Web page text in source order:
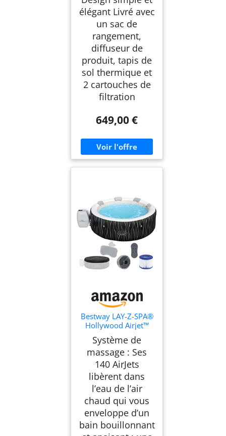
élégant Livré avec
un sac de
rangement,
diffuseur de
produit, tapis de
sol thermique et
2 cartouches de
filtration
649,00 €
Bestway LAY-Z-SPA®
Hollywood Airjet™
196 x 66 cm, 4-6
personnes
Système de
massage : Ses
140 AirJets
libèrent dans
l’eau de l’air
chaud qui vous
enveloppe d’un
bain bouillonnant